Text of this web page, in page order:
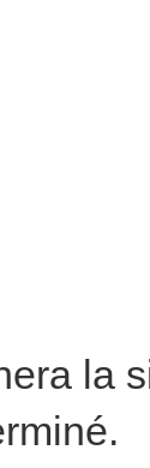
la